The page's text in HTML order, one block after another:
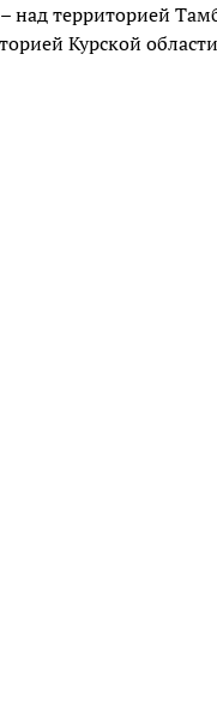
над территорией
Курской